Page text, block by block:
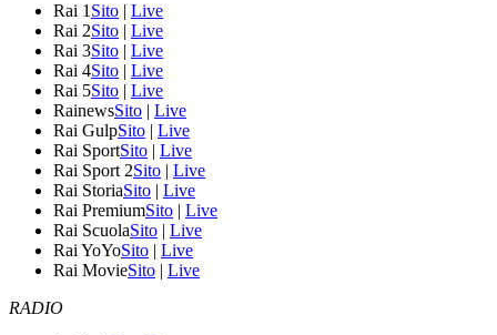
Rai 1 Sito | Live
Rai 2Sito | Live
Rai 3Sito | Live
Rai 4Sito | Live
Rai 5Sito | Live
RainewsSito | Live
Rai GulpSito | Live
Rai SportSito | Live
Rai Sport 2Sito | Live
Rai StoriaSito | Live
Rai PremiumSito | Live
Rai ScuolaSito | Live
Rai YoYoSito | Live
Rai MovieSito | Live
RADIO